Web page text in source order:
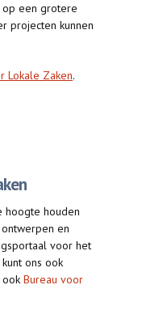
op een grotere
projecten kunnen
Lokale Zaken.
houden
en
voor het
ons ook
Bureau voor